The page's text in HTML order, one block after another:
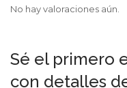
No hay valoraciones aún.
Sé el primero
con detalles